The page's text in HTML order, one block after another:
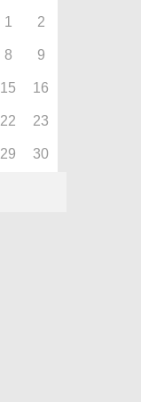
1 2
8 9
15 16
22 23
29 30